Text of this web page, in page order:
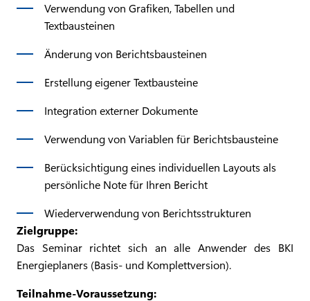
Verwendung von Grafiken, Tabellen und
Textbausteinen
Änderung von Berichtsbausteinen
Erstellung eigener Textbausteine
Integration externer Dokumente
Verwendung von Variablen für Berichtsbausteine
Berücksichtigung eines individuellen Layouts als
persönliche Note für Ihren Bericht
Wiederverwendung von Berichtsstrukturen
Zielgruppe:
Das Seminar richtet sich an alle Anwender des BKI
Energieplaners (Basis- und Komplettversion).
Teilnahme-Voraussetzung: